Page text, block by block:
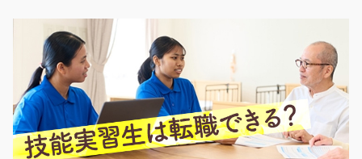
す！これまでのご経験…
短期（3ヶ月以内）
時給1100円～
福岡県糟屋郡須惠町
気になる